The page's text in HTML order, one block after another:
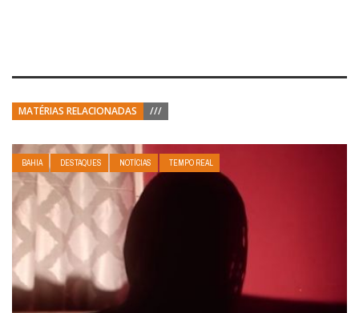
MATÉRIAS RELACIONADAS ///
BAHIA DESTAQUES NOTÍCIAS TEMPO REAL